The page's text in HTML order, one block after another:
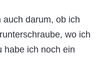
darum, ob ich
wo ich
habe ich noch ein